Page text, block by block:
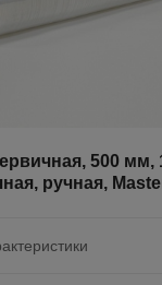
500 мм,
ручная,